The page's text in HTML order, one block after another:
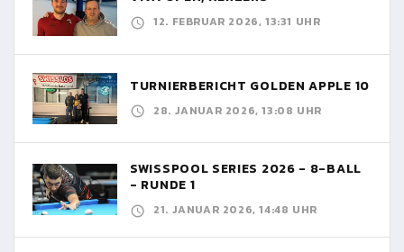
12. FEBRUAR 2026, 13:31 UHR
TURNIERBERICHT GOLDEN APPLE 10
28. JANUAR 2026, 13:08 UHR
SWISSPOOL SERIES 2026 - 8-BALL
- RUNDE 1
21. JANUAR 2026, 14:48 UHR